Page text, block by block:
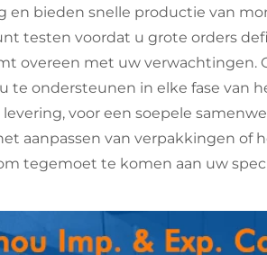
bieden snelle productie van
testen voordat u grote orders
overeen met uw verwachtingen.
te ondersteunen in elke fase van
voor een soepele
aanpassen van verpakkingen of
tegemoet te komen aan uw